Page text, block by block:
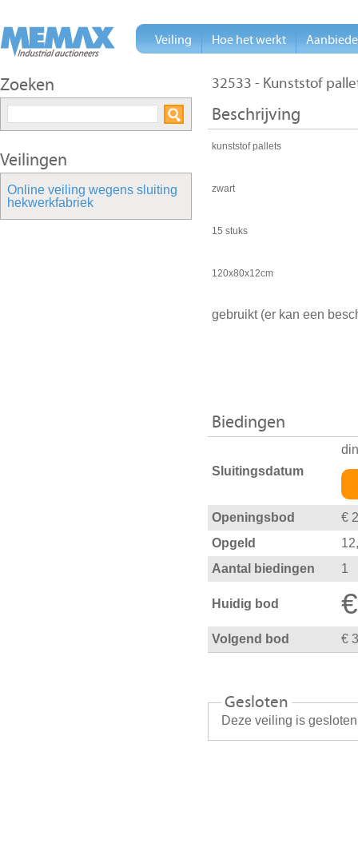
32533 - Kunststof
Beschrijving
kunststof pallets
zwart
15 stuks
120x80x12cm
gebruikt (er kan een
Biedingen
Sluitingsdatum
Openingsbod
€
Opgeld
Aantal biedingen
1
Huidig bod
Volgend bod €
Gesloten
Deze veiling is
Zoeken
Veilingen
Online veiling wegens sluiting
hekwerkfabriek
Veiling Hoe het werkt